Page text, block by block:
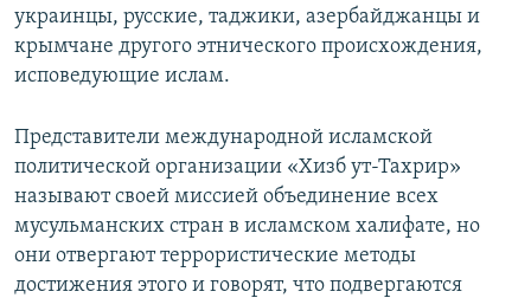
украинцы, русские, таджики, азербайджанцы и
крымчане другого этнического происхождения,
исповедующие ислам.
Представители международной исламской
политической организации «Хизб ут-Тахрир»
называют своей миссией объединение всех
мусульманских стран в исламском халифате, но
они отвергают террористические методы
достижения этого и говорят, что подвергаются